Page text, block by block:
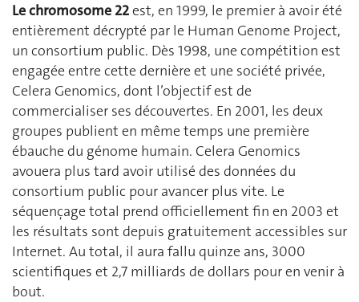
Le chromosome 22est, en 1999, le premier à avoir été
entièrement décrypté par le Human Genome Project,
un consortium public. Dès 1998, une compétition est
engagée entre cette dernière et une société privée,
Celera Genomics, dont l’objectif est de
commercialiser ses découvertes. En 2001, les deux
groupes publient en même temps une première
ébauche du génome humain. Celera Genomics
avouera plus tard avoir utilisé des données du
consortium public pour avancer plus vite. Le
séquençage total prend officiellement fin en 2003 et
les résultats sont depuis gratuitement accessibles sur
Internet. Au total, il aura fallu quinze ans, 3000
scientifiques et 2,7 milliards de dollars pour en venir à
bout.